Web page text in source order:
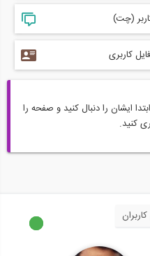
(چت)
کاربری
ایشان را دنبال کنید و صفحه را
کنید.